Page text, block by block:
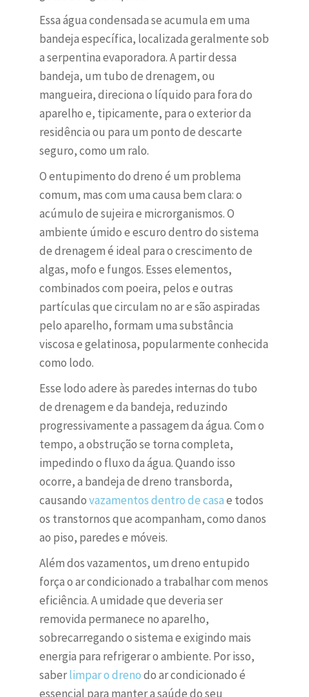
Essa água condensada se acumula em uma
bandeja específica, localizada geralmente sob
a serpentina evaporadora. A partir dessa
bandeja, um tubo de drenagem, ou
mangueira, direciona o líquido para fora do
aparelho e, tipicamente, para o exterior da
residência ou para um ponto de descarte
seguro, como um ralo.
O entupimento do dreno é um problema
comum, mas com uma causa bem clara: o
acúmulo de sujeira e microrganismos. O
ambiente úmido e escuro dentro do sistema
de drenagem é ideal para o crescimento de
algas, mofo e fungos. Esses elementos,
combinados com poeira, pelos e outras
partículas que circulam no ar e são aspiradas
pelo aparelho, formam uma substância
viscosa e gelatinosa, popularmente conhecida
como lodo.
Esse lodo adere às paredes internas do tubo
de drenagem e da bandeja, reduzindo
progressivamente a passagem da água. Com o
tempo, a obstrução se torna completa,
impedindo o fluxo da água. Quando isso
ocorre, a bandeja de dreno transborda,
causandovazamentos dentro de casae todos
os transtornos que acompanham, como danos
ao piso, paredes e móveis.
Além dos vazamentos, um dreno entupido
força o ar condicionado a trabalhar com menos
eficiência. A umidade que deveria ser
removida permanece no aparelho,
sobrecarregando o sistema e exigindo mais
energia para refrigerar o ambiente. Por isso,
saberlimpar o drenodo ar condicionado é
essencial para manter a saúde do seu